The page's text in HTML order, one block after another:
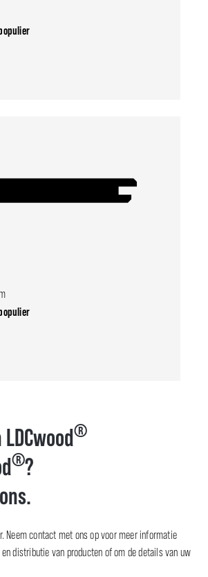
®
®?
Neem contact met ons op voor meer informatie
distributie van producten of om de details van uw